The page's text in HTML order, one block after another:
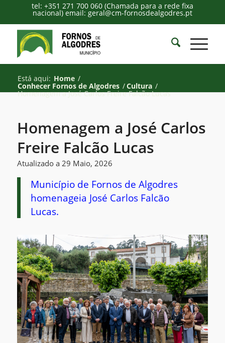
tel: +351 271 700 060 (Chamada para a rede fixa
nacional) email: geral@cm-fornosdealgodres.pt
Está aqui: Home /
Conhecer Fornos de Algodres /Cultura /
Homenagem a José Carlos Freire Falcão Lucas
Homenagem a José Carlos
Freire Falcão Lucas
Atualizado a 29 Maio, 2026
Município de Fornos de Algodres
homenageia José Carlos Falcão
Lucas.